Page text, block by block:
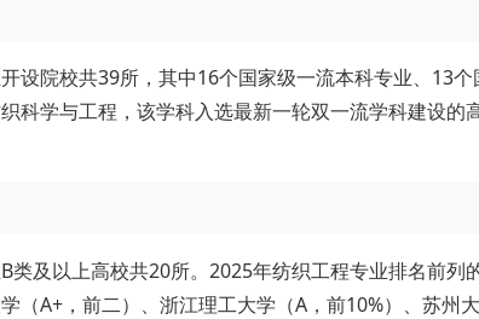
设院校共39所，其中16个国家级一流本科专业、13
科学与工程，该学科入选最新一轮双一流学科建设的
类及以上高校共20所。2025年纺织工程专业排名前列
（A+，前二）、浙江理工大学（A，前10%）、苏州